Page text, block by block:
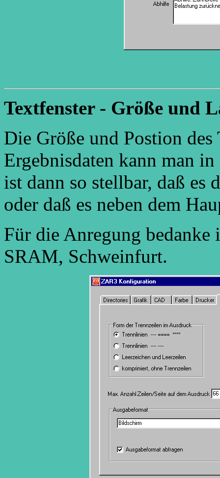
Textfenster - Größe und
Die Größe und Postion des
Ergebnisdaten kann man
ist dann so stellbar, daß es
oder daß es neben dem
Für die Anregung
SRAM, Schweinfurt.